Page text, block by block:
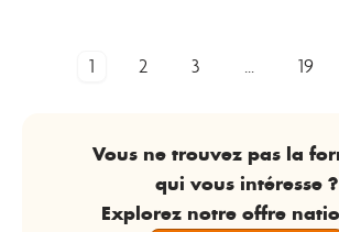
1 2 3 … 19
Vous ne trouvez pas la
qui vous intéresse ?
Explorez notre offre